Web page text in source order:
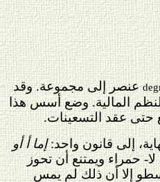
عنصر إلى مجموعة. وقد
المالية. وضع أسس هذا
حتى عقد التسعينات.
إلى قانون واحد:إما أ أو
حمراء ويمتنع أن تحوز
إلا أن ذلك لم يمس